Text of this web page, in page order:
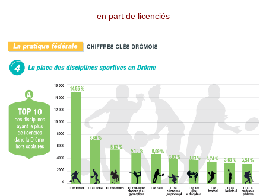
en part de licenciés